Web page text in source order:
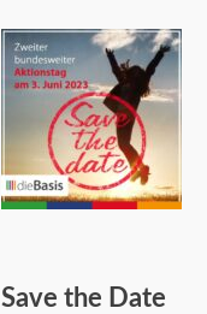
Save the Date